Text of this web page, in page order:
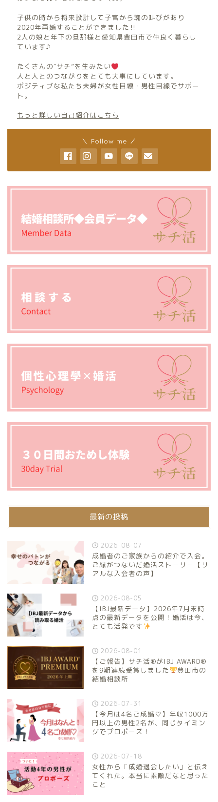
子供の時から将来設計して子宮から魂の叫びがあり
2020年再婚することができました‼︎
2人の娘と年下の旦那様と愛知県豊田市で仲良く暮らし
ています♪
たくさんの″サチ”を生みたい
人と人とのつながりをとても大事にしています。
ポジティブな私たち夫婦が女性目線・男性目線でサポー
ト。
もっと詳しい自己紹介はこちら
＼ Follow me ／
最新の投稿
2026-08-07
成婚者のご家族からの紹介で入会。
ご縁がつないだ婚活ストーリー【リ
アルな入会者の声】
2026-08-05
【IBJ最新データ】2026年7月末時
点の最新データを公開！婚活は今、
とても活発です
2026-08-01
【ご報告】サチ活®がIBJ AWARD®
を9期連続受賞しました
豊田市の
結婚相談所
2026-07-31
【今月は4名ご成婚♡】年収1000万
円以上の男性2名が、同じタイミン
グでプロポーズ！
2026-07-18
女性から「成婚退会したい」と伝え
てくれた。本当に素敵だなと思った
こと